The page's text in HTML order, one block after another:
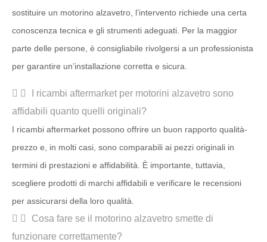
sostituire un motorino alzavetro, l’intervento richiede una certa
conoscenza tecnica e gli strumenti adeguati. Per la maggior
parte delle persone, è consigliabile rivolgersi a un professionista
per garantire un’installazione corretta e sicura.
I ricambi aftermarket per motorini alzavetro sono
affidabili quanto quelli originali?
I ricambi aftermarket possono offrire un buon rapporto qualità-
prezzo e, in molti casi, sono comparabili ai pezzi originali in
termini di prestazioni e affidabilità. È importante, tuttavia,
scegliere prodotti di marchi affidabili e verificare le recensioni
per assicurarsi della loro qualità.
Cosa fare se il motorino alzavetro smette di
funzionare correttamente?